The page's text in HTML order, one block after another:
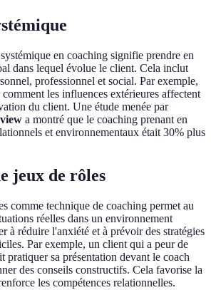
en coaching signifie prendre en
dans lequel évolue le client. Cela inclut
professionnel et social. Par exemple,
les influences extérieures affectent
du client. Une étude menée par
a montré que le coaching prenant en
et environnementaux était 30% plus
jeux de rôles
comme technique de coaching permet au
réelles dans un environnement
à réduire l'anxiété et à prévoir des stratégies
Par exemple, un client qui a peur de
pratiquer sa présentation devant le coach
des conseils constructifs. Cela favorise la
les compétences relationnelles.